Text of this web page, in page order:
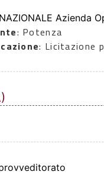
Azienda
: Potenza
: Licitazione